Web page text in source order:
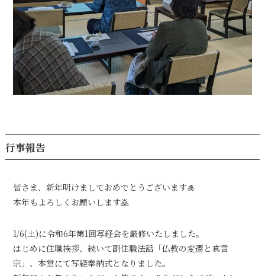
行事報告
皆さま、新年明けましておめでとうございます🎍
本年もよろしくお願いします🙇
1/6(土)に令和6年第1回写経会を厳修いたしました。
はじめに住職挨拶、続いて副住職法話「仏教の変遷と真言
宗」、本堂にて写経奉納式となりました。